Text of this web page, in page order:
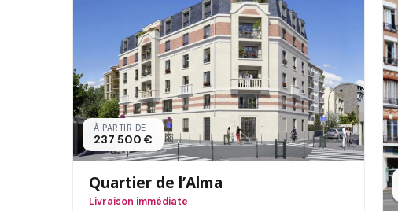
À PARTIR DE
237 500 €
Quartier de l’Alma
Livraison immédiate